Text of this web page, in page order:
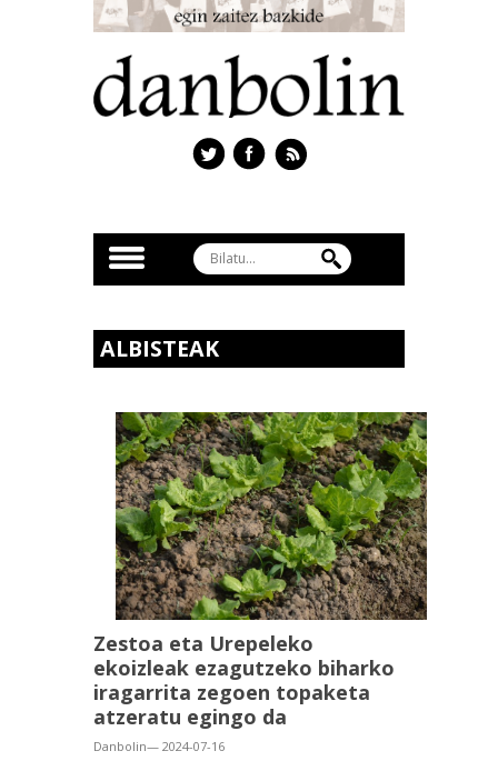
ALBISTEAK
Zestoa eta Urepeleko
ekoizleak ezagutzeko biharko
iragarrita zegoen topaketa
atzeratu egingo da
Danbolin— 2024-07-16